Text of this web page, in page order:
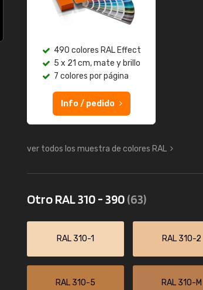
490 colores RAL Effect
5 x 21 cm, mate y brillo
7 colores por página
Info / pedido
ver todos los muestra de colores RAL
Otro RAL 310 - 390(63)
RAL 310-1 RAL 310-2
RAL 310-5 RAL 310-M